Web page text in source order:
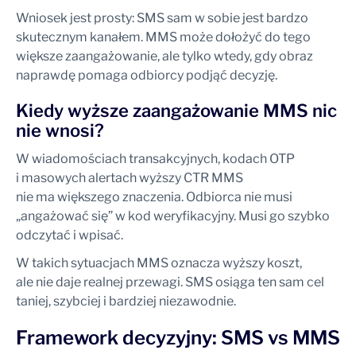
Wniosek jest prosty: SMS sam w sobie jest bardzo
skutecznym kanałem. MMS może dołożyć do tego
większe zaangażowanie, ale tylko wtedy, gdy obraz
naprawdę pomaga odbiorcy podjąć decyzję.
Kiedy wyższe zaangażowanie MMS nic
nie wnosi?
W wiadomościach transakcyjnych, kodach OTP
i masowych alertach wyższy CTR MMS
nie ma większego znaczenia. Odbiorca nie musi
„angażować się” w kod weryfikacyjny. Musi go szybko
odczytać i wpisać.
W takich sytuacjach MMS oznacza wyższy koszt,
ale nie daje realnej przewagi. SMS osiąga ten sam cel
taniej, szybciej i bardziej niezawodnie.
Framework decyzyjny: SMS vs MMS